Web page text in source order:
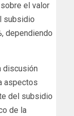
el valor
subsidio
dependiendo
discusión
aspectos
del subsidio
de la